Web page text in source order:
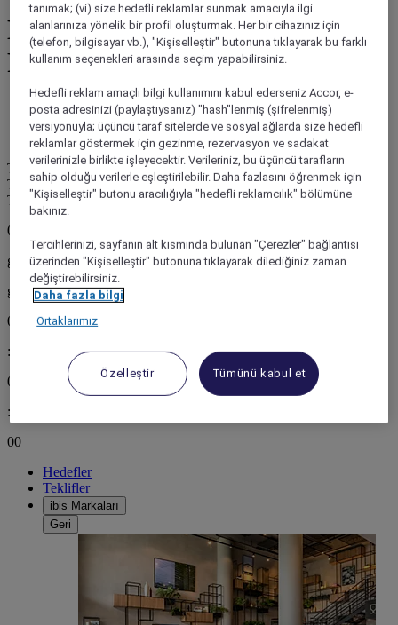
Erken Rezervasyon, Daha
Fazla Tasarruf
Erken rezervasyon yaparak daha az ödeyin
Üyelere özel fiyatların keyfini çıkarın
200'den fazla katılımcı ibis, ibis Styles ve ibis budget oteli.
Type d’offre
Teklifin bitiş tarihi
Teklif sona erdi
00
gün
gün
00
:
00
:
00
Hedefler
Teklifler
ibis Markaları
Geri
tanımak; (vi) size hedefli reklamlar sunmak amacıyla ilgi
alanlarınıza yönelik bir profil oluşturmak. Her bir cihazınız için
(telefon, bilgisayar vb.), "Kişiselleştir" butonuna tıklayarak bu farklı
kullanım seçenekleri arasında seçim yapabilirsiniz.
Hedefli reklam amaçlı bilgi kullanımını kabul ederseniz Accor, e-
posta adresinizi (paylaştıysanız) "hash"lenmiş (şifrelenmiş)
versiyonuyla; üçüncü taraf sitelerde ve sosyal ağlarda size hedefli
reklamlar göstermek için gezinme, rezervasyon ve sadakat
verilerinizle birlikte işleyecektir. Verileriniz, bu üçüncü tarafların
sahip olduğu verilerle eşleştirilebilir. Daha fazlasını öğrenmek için
"Kişiselleştir" butonu aracılığıyla "hedefli reklamcılık" bölümüne
bakınız.
Tercihlerinizi, sayfanın alt kısmında bulunan "Çerezler" bağlantısı
üzerinden "Kişiselleştir" butonuna tıklayarak dilediğiniz zaman
değiştirebilirsiniz.
Daha fazla bilgi
Ortaklarımız
Özelleştir Tümünü kabul et